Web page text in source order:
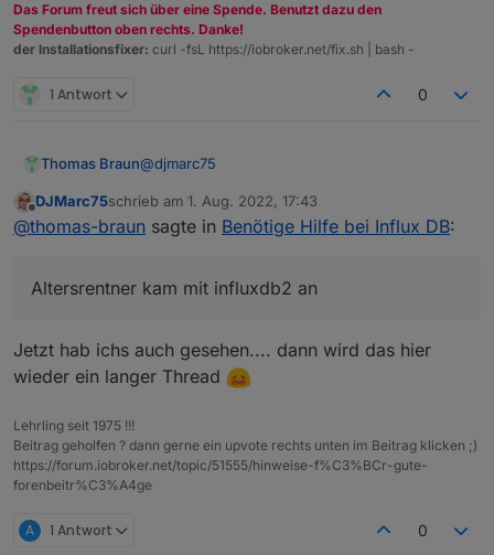
pi@raspberrypiioBroker:~ $ sudo apt-
Hit:1 http://deb.debian.org/debian
Hit:2 http://security.debian.org/debian-
Hit:4 http://archive.raspberrypi.org/
Get:7 https://packages.grafana.com/oss/
Get:8 https://packages.grafana.com/oss/
Fetched 119 kB in 2s (65.8 kB/s)
Reading package lists... Done
Reading package lists... Done
Reading state information... Done
Failed to start influxdb.service: Unit
pi@raspberrypiioBroker:~ $ iob start
pi@raspberrypiioBroker:~ $
Das Forum freut sich über eine Spende. Benutzt dazu den
Spendenbutton oben rechts. Danke!
der Installationsfixer: curl -fsL https://iobroker.net/fix.sh | bash -
1 Antwort 0
Thomas Braun@djmarc75
Altersrentner kam mit influxdb2 an. Ich hab nur
das Repo gerade gerückt. Aus der Quelle kann
Offline
DJMarc75schrieb am 1. Aug. 2022, 17:43
zuletzt editiert von
@thomas-braun sagte in Benötige Hilfe bei Influx DB:
Altersrentner kam mit influxdb2 an
Jetzt hab ichs auch gesehen.... dann wird das hier
wieder ein langer Thread
Lehrling seit 1975 !!!
Beitrag geholfen ? dann gerne ein upvote rechts unten im Beitrag klicken ;)
https://forum.iobroker.net/topic/51555/hinweise-f%C3%BCr-gute-
forenbeitr%C3%A4ge
A 1 Antwort 0